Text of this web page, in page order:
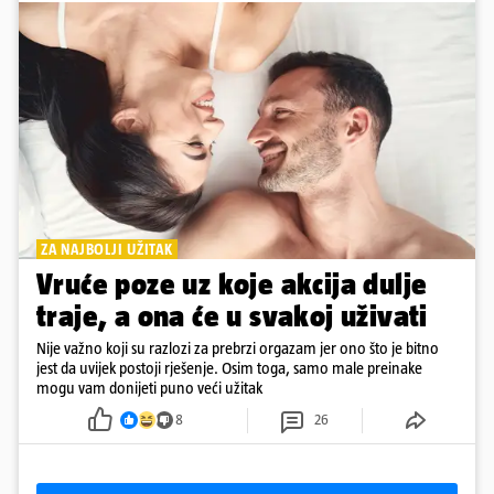
ZA NAJBOLJI UŽITAK
Vruće poze uz koje akcija dulje
traje, a ona će u svakoj uživati
Nije važno koji su razlozi za prebrzi orgazam jer ono što je bitno
jest da uvijek postoji rješenje. Osim toga, samo male preinake
mogu vam donijeti puno veći užitak
8 26